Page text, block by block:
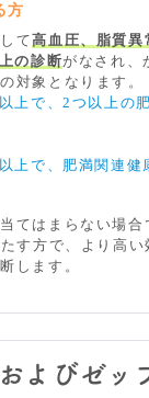
方
て 高血圧、脂質
の診断がなされ、
対象となります。
上で、2つ以上の
上で、肥満関連健
てはまらない場合
す方で、より高い
します。
よびゼッ